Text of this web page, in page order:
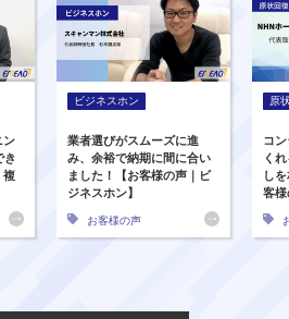
ン
き
複
ビジネスホン
業者選びがスムーズに進
み、余裕で納期に間に合い
ました！【お客様の声｜ビ
ジネスホン】
お客様の声
原
コ
く
し
客